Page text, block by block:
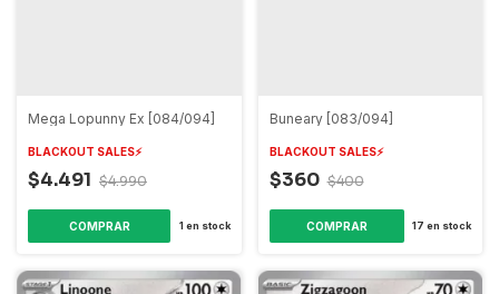
Mega Lopunny Ex [084/094]
BLACKOUT SALES⚡️
$4.491 $4.990
COMPRAR 1 en stock
Buneary [083/094]
BLACKOUT SALES⚡️
$360 $400
COMPRAR 17 en stock